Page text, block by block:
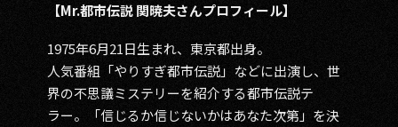
【Mr.都市伝説 関暁夫さんプロフィール】
1975年6月21日生まれ、東京都出身。
人気番組「やりすぎ都市伝説」などに出演し、世
界の不思議ミステリーを紹介する都市伝説テ
ラー。「信じるか信じないかはあなた次第」を決